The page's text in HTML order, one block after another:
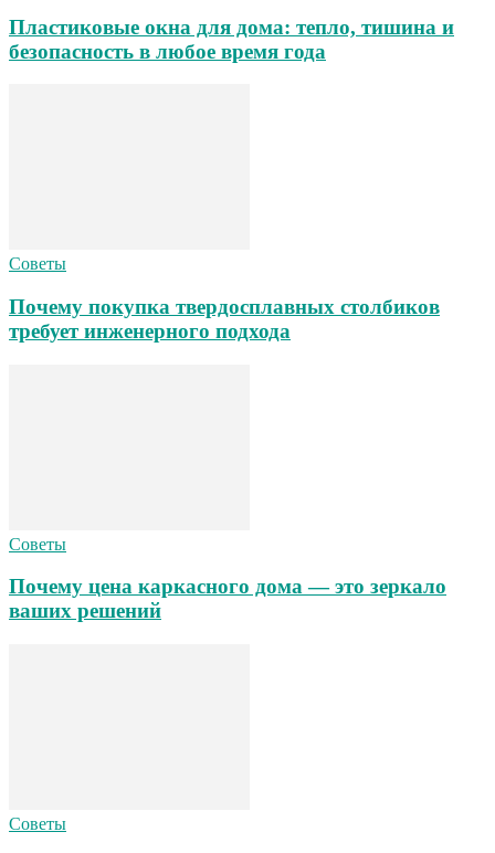
Пластиковые окна для дома: тепло, тишина и
безопасность в любое время года
Советы
Почему покупка твердосплавных столбиков
требует инженерного подхода
Советы
Почему цена каркасного дома — это зеркало
ваших решений
Советы